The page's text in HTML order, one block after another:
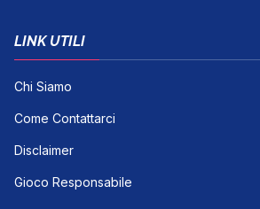
LINK UTILI
Chi Siamo
Come Contattarci
Disclaimer
Gioco Responsabile